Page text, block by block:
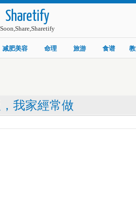
Sharetify
Soon,Share,Sharetify
减肥美容 命理 旅游 食谱
我家經常做